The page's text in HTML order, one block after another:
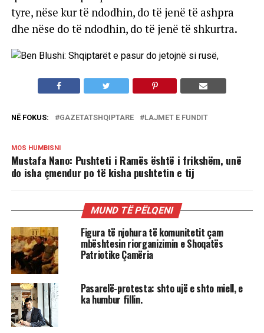
tyre, nëse kur të ndodhin, do të jenë të ashpra
dhe nëse do të ndodhin, do të jenë të shkurtra.
NË FOKUS: GAZETATSHQIPTARE LAJMET E FUNDIT
MOS HUMBISNI
Mustafa Nano: Pushteti i Ramës është i frikshëm, unë
do isha çmendur po të kisha pushtetin e tij
MUND TË PËLQENI
Figura të njohura të komunitetit çam
mbështesin riorganizimin e Shoqatës
Patriotike Çamëria
Pasarelë-protesta: shto ujë e shto miell, e
ka humbur fillin.